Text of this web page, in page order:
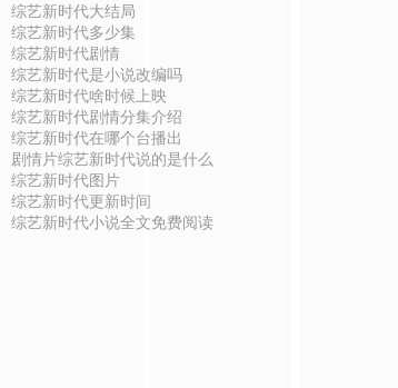
综艺新时代大结局
综艺新时代多少集
综艺新时代剧情
综艺新时代是小说改编吗
综艺新时代啥时候上映
综艺新时代剧情分集介绍
综艺新时代在哪个台播出
剧情片综艺新时代说的是什么
综艺新时代图片
综艺新时代更新时间
综艺新时代小说全文免费阅读